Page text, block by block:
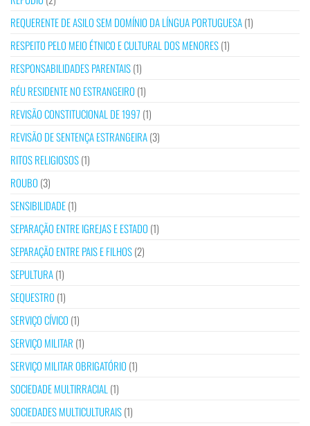
REQUERENTE DE ASILO SEM DOMÍNIO DA LÍNGUA PORTUGUESA(1)
RESPEITO PELO MEIO ÉTNICO E CULTURAL DOS MENORES(1)
RESPONSABILIDADES PARENTAIS(1)
RÉU RESIDENTE NO ESTRANGEIRO (1)
REVISÃO CONSTITUCIONAL DE 1997 (1)
REVISÃO DE SENTENÇA ESTRANGEIRA(3)
RITOS RELIGIOSOS(1)
ROUBO (3)
SENSIBILIDADE(1)
SEPARAÇÃO ENTRE IGREJAS E ESTADO (1)
SEPARAÇÃO ENTRE PAIS E FILHOS(2)
SEPULTURA(1)
SEQUESTRO (1)
SERVIÇO CÍVICO (1)
SERVIÇO MILITAR (1)
SERVIÇO MILITAR OBRIGATÓRIO (1)
SOCIEDADE MULTIRRACIAL (1)
SOCIEDADES MULTICULTURAIS(1)